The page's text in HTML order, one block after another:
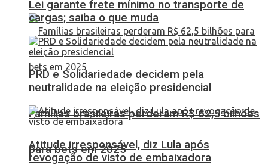
Famílias brasileiras perderam R$ 62,5 bilhões
para bets em 2025
Lei garante frete mínimo no transporte de
cargas; saiba o que muda
PRD e Solidariedade decidem pela
neutralidade na eleição presidencial
Atitude irresponsável, diz Lula após
revogação de visto de embaixadora